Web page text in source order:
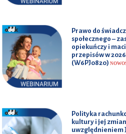
Prawo do
społecznego –
opiekuńczy i
przepisów w 2026
(W6PJ0820)
Polityka
kultury i jej
uwzględnieniem